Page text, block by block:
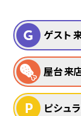
ゲスト
屋台 来
ピシュ